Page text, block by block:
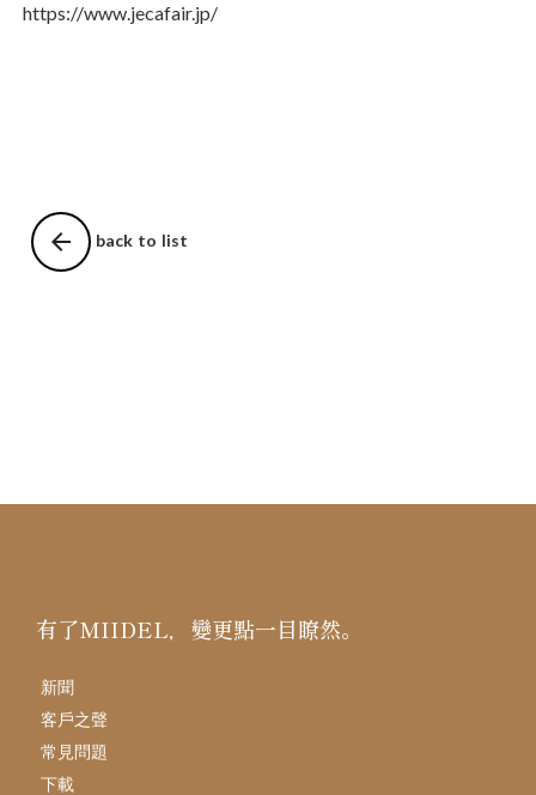
https://www.jecafair.jp/
arrow_back back to list
有了MIIDEL，變更點一目瞭然。
新聞
客戶之聲
常見問題
下載